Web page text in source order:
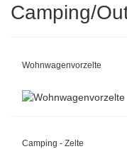
Camping/
Wohnwagenvorzelte
Camping - Zelte